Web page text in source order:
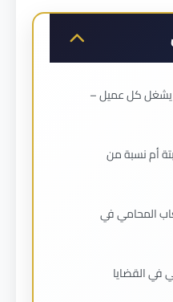
يشغل كل عميل –
أم نسبة من
المحامي في
في القضايا